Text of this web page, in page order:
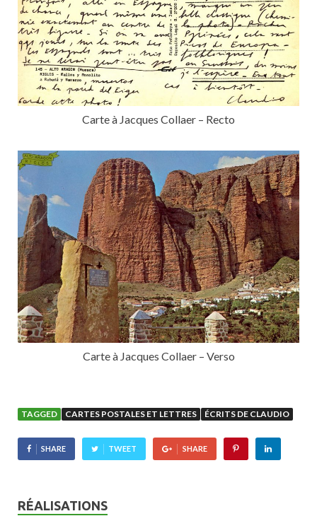
Carte à Jacques Collaer – Recto
Carte à Jacques Collaer – Verso
TAGGED CARTES POSTALES ET LETTRES ÉCRITS DE CLAUDIO
SHARE TWEET SHARE
RÉALISATIONS